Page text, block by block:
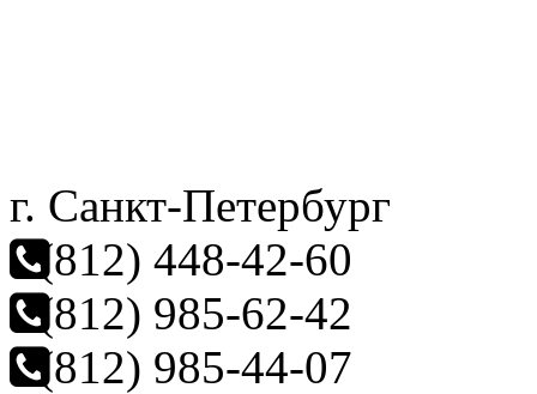
г. Санкт-Петербург
(812) 448-42-60
(812) 985-62-42
(812) 985-44-07